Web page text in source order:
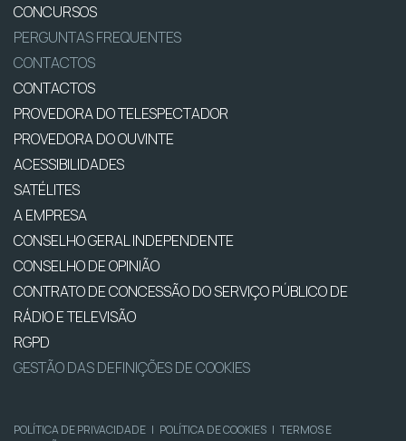
CONCURSOS
PERGUNTAS FREQUENTES
CONTACTOS
CONTACTOS
PROVEDORA DO TELESPECTADOR
PROVEDORA DO OUVINTE
ACESSIBILIDADES
SATÉLITES
A EMPRESA
CONSELHO GERAL INDEPENDENTE
CONSELHO DE OPINIÃO
CONTRATO DE CONCESSÃO DO SERVIÇO PÚBLICO DE
RÁDIO E TELEVISÃO
RGPD
GESTÃO DAS DEFINIÇÕES DE COOKIES
POLÍTICA DE PRIVACIDADE | POLÍTICA DE COOKIES | TERMOS E